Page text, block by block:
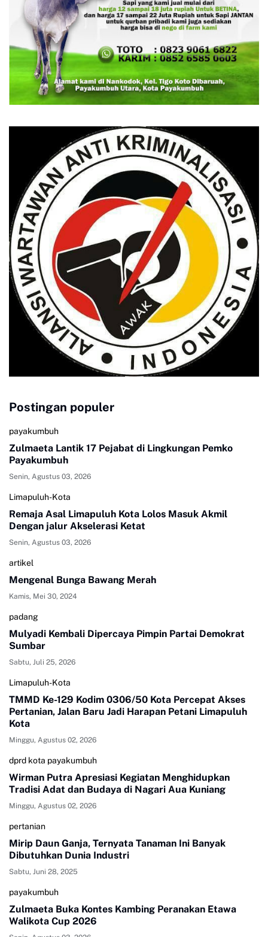
Postingan populer
payakumbuh
Zulmaeta Lantik 17 Pejabat di Lingkungan Pemko
Payakumbuh
Senin, Agustus 03, 2026
Limapuluh-Kota
Remaja Asal Limapuluh Kota Lolos Masuk Akmil
Dengan jalur Akselerasi Ketat
Senin, Agustus 03, 2026
artikel
Mengenal Bunga Bawang Merah
Kamis, Mei 30, 2024
padang
Mulyadi Kembali Dipercaya Pimpin Partai Demokrat
Sumbar
Sabtu, Juli 25, 2026
Limapuluh-Kota
TMMD Ke-129 Kodim 0306/50 Kota Percepat Akses
Pertanian, Jalan Baru Jadi Harapan Petani Limapuluh
Kota
Minggu, Agustus 02, 2026
dprd kota payakumbuh
Wirman Putra Apresiasi Kegiatan Menghidupkan
Tradisi Adat dan Budaya di Nagari Aua Kuniang
Minggu, Agustus 02, 2026
pertanian
Mirip Daun Ganja, Ternyata Tanaman Ini Banyak
Dibutuhkan Dunia Industri
Sabtu, Juni 28, 2025
payakumbuh
Zulmaeta Buka Kontes Kambing Peranakan Etawa
Walikota Cup 2026